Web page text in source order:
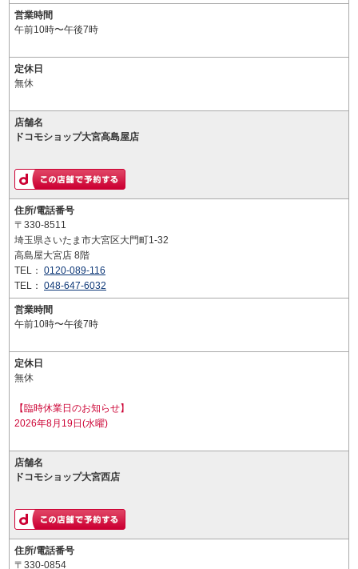
営業時間
午前10時〜午後7時
定休日
無休
店舗名
ドコモショップ大宮高島屋店
住所/電話番号
〒330-8511
埼玉県さいたま市大宮区大門町1-32
高島屋大宮店 8階
TEL： 0120-089-116
TEL： 048-647-6032
営業時間
午前10時〜午後7時
定休日
無休
【臨時休業日のお知らせ】
2026年8月19日(水曜)
店舗名
ドコモショップ大宮西店
住所/電話番号
〒330-0854